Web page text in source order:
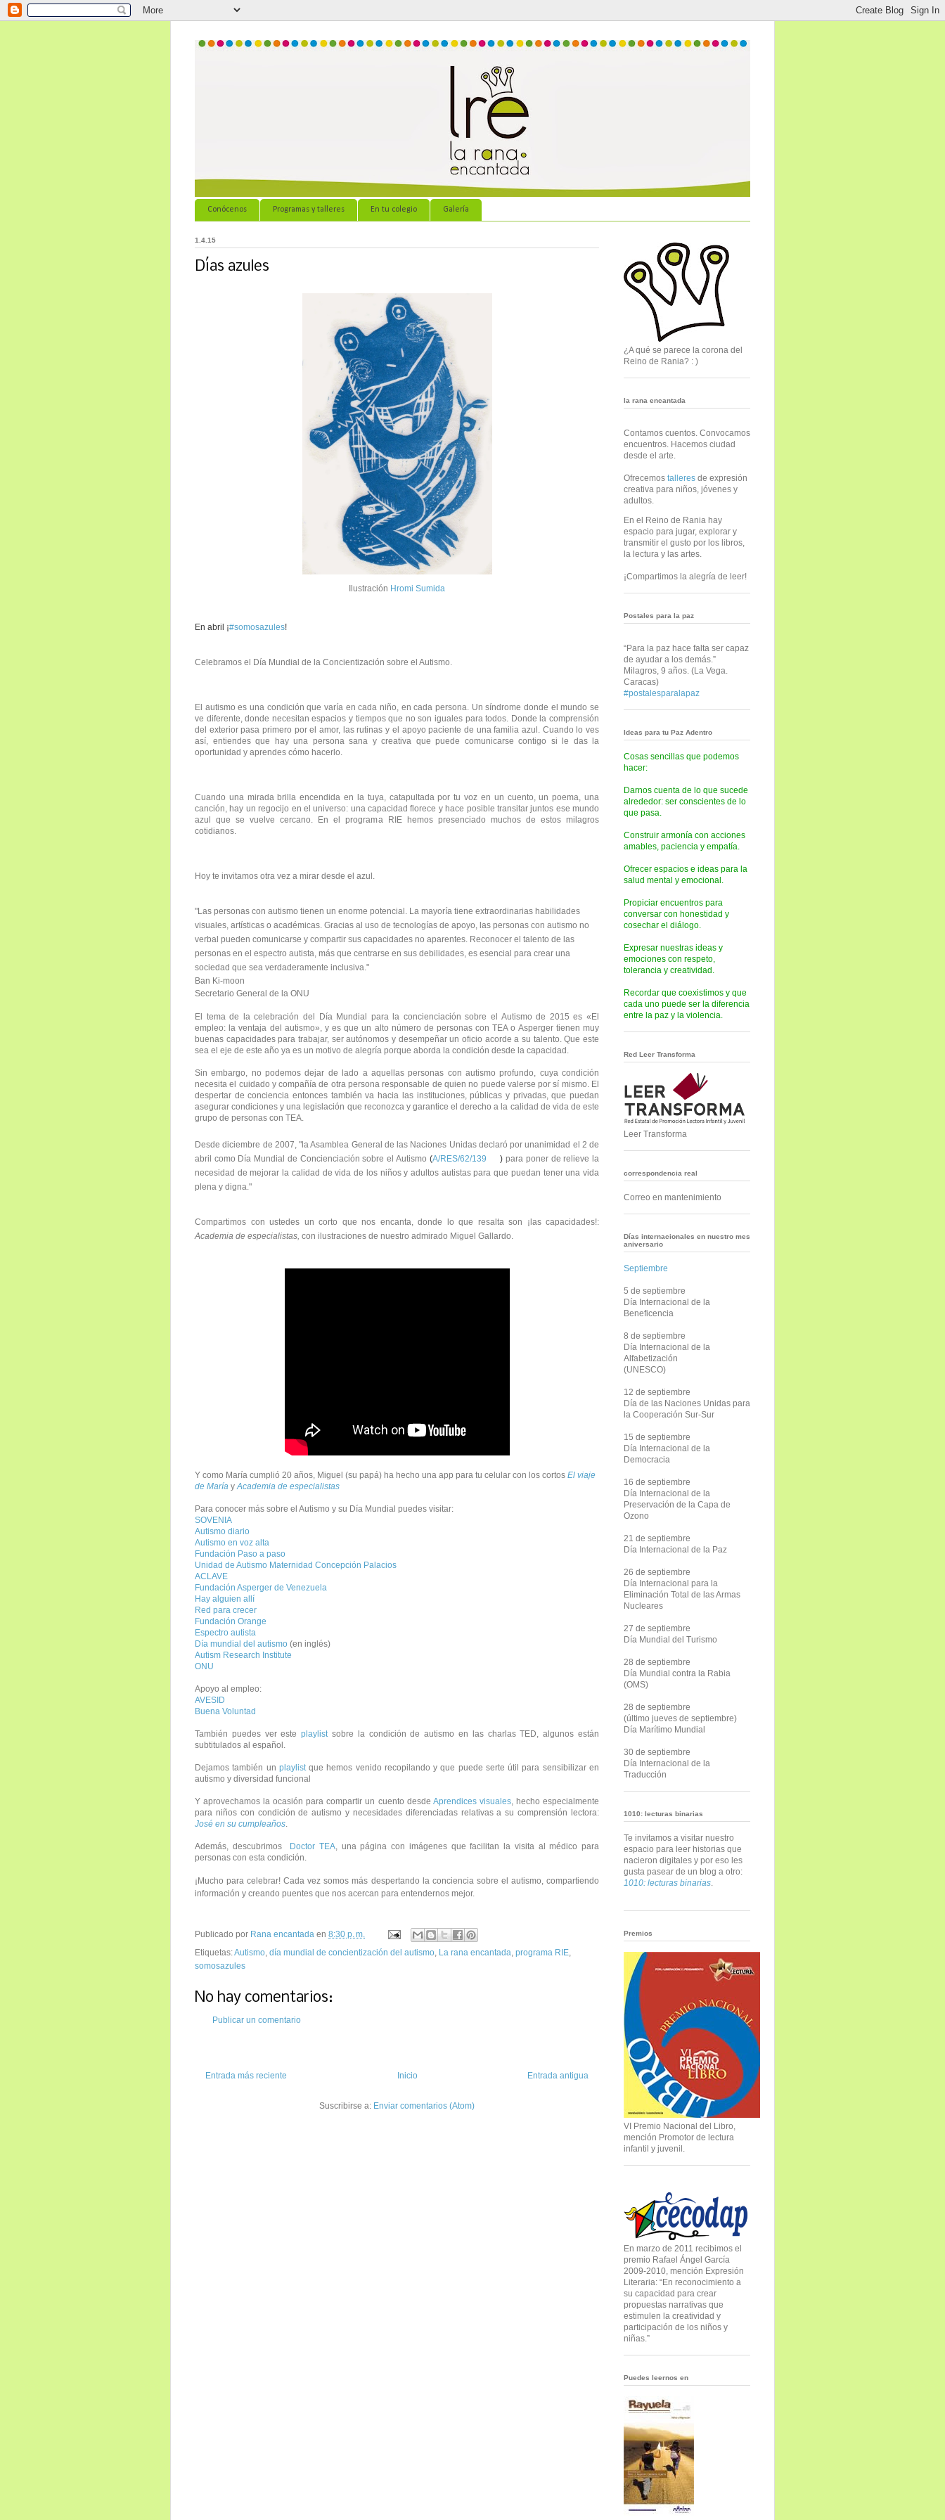
Conócenos Programas y talleres En tu colegio Galería
1.4.15
Días azules
Ilustración Hromi Sumida
En abril ¡#somosazules!
Celebramos el Día Mundial de la Concientización sobre el Autismo.
El autismo es una condición que varía en cada niño, en cada persona. Un síndrome donde el mundo se
ve diferente, donde necesitan espacios y tiempos que no son iguales para todos. Donde la comprensión
del exterior pasa primero por el amor, las rutinas y el apoyo paciente de una familia azul. Cuando lo ves
así, entiendes que hay una persona sana y creativa que puede comunicarse contigo si le das la
oportunidad y aprendes cómo hacerlo.
Cuando una mirada brilla encendida en la tuya, catapultada por tu voz en un cuento, un poema, una
canción, hay un regocijo en el universo: una capacidad florece y hace posible transitar juntos ese mundo
azul que se vuelve cercano. En el programa RIE hemos presenciado muchos de estos milagros
cotidianos.
Hoy te invitamos otra vez a mirar desde el azul.
"Las personas con autismo tienen un enorme potencial. La mayoría tiene extraordinarias habilidades
visuales, artísticas o académicas. Gracias al uso de tecnologías de apoyo, las personas con autismo no
verbal pueden comunicarse y compartir sus capacidades no aparentes. Reconocer el talento de las
personas en el espectro autista, más que centrarse en sus debilidades, es esencial para crear una
sociedad que sea verdaderamente inclusiva."
Ban Ki-moon
Secretario General de la ONU
El tema de la celebración del Día Mundial para la concienciación sobre el Autismo de 2015 es «El
empleo: la ventaja del autismo», y es que un alto número de personas con TEA o Asperger tienen muy
buenas capacidades para trabajar, ser autónomos y desempeñar un oficio acorde a su talento. Que este
sea el eje de este año ya es un motivo de alegría porque aborda la condición desde la capacidad.
Sin embargo, no podemos dejar de lado a aquellas personas con autismo profundo, cuya condición
necesita el cuidado y compañía de otra persona responsable de quien no puede valerse por sí mismo. El
despertar de conciencia entonces también va hacia las instituciones, públicas y privadas, que puedan
asegurar condiciones y una legislación que reconozca y garantice el derecho a la calidad de vida de este
grupo de personas con TEA.
Desde diciembre de 2007, "la Asamblea General de las Naciones Unidas declaró por unanimidad el 2 de
abril como Día Mundial de Concienciación sobre el Autismo (A/RES/62/139 )para poner de relieve la
necesidad de mejorar la calidad de vida de los niños y adultos autistas para que puedan tener una vida
plena y digna."
Compartimos con ustedes un corto que nos encanta, donde lo que resalta son ¡las capacidades!:
Academia de especialistas, con ilustraciones de nuestro admirado Miguel Gallardo.
Y como María cumplió 20 años, Miguel (su papá) ha hecho una app para tu celular con los cortos El viaje
de María y Academia de especialistas
Para conocer más sobre el Autismo y su Día Mundial puedes visitar:
SOVENIA
Autismo diario
Autismo en voz alta
Fundación Paso a paso
Unidad de Autismo Maternidad Concepción Palacios
ACLAVE
Fundación Asperger de Venezuela
Hay alguien allí
Red para crecer
Fundación Orange
Espectro autista
Día mundial del autismo (en inglés)
Autism Research Institute
ONU
Apoyo al empleo:
AVESID
Buena Voluntad
También puedes ver esteplaylistsobre la condición de autismo en las charlas TED, algunos están
subtitulados al español.
Dejamos también un playlistque hemos venido recopilando y que puede serte útil para sensibilizar en
autismo y diversidad funcional
Y aprovechamos la ocasión para compartir un cuento desde Aprendices visuales, hecho especialmente
para niños con condición de autismo y necesidades diferenciadas relativas a su comprensión lectora:
José en su cumpleaños
Además, descubrimos Doctor TEA, una página con imágenes que facilitan la visita al médico para
personas con esta condición.
¡Mucho para celebrar! Cada vez somos más despertando la conciencia sobre el autismo, compartiendo
información y creando puentes que nos acercan para entendernos mejor.
Publicado por Rana encantada en 8:30 p. m.
Etiquetas:Autismo día mundial de concientización del autismo La rana encantada programa RIE
somosazules
No hay comentarios:
Publicar un comentario
Entrada más reciente Entrada antigua
Inicio
Suscribirse a: Enviar comentarios (Atom)
¿A qué se parece la corona del
Reino de Rania? : )
la rana encantada
Contamos cuentos. Convocamos
encuentros. Hacemos ciudad
desde el arte.
Ofrecemos talleres de expresión
creativa para niños, jóvenes y
adultos.
En el Reino de Rania hay
espacio para jugar, explorar y
transmitir el gusto por los libros,
la lectura y las artes.
¡Compartimos la alegría de leer!
Postales para la paz
“Para la paz hace falta ser capaz
de ayudar a los demás.”
Milagros, 9 años. (La Vega.
Caracas)
#postalesparalapaz
Ideas para tu Paz Adentro
Cosas sencillas que podemos
hacer:
Darnos cuenta de lo que sucede
alrededor: ser conscientes de lo
que pasa.
Construir armonía con acciones
amables, paciencia y empatía.
Ofrecer espacios e ideas para la
salud mental y emocional.
Propiciar encuentros para
conversar con honestidad y
cosechar el diálogo.
Expresar nuestras ideas y
emociones con respeto,
tolerancia y creatividad.
Recordar que coexistimos y que
cada uno puede ser la diferencia
entre la paz y la violencia.
Red Leer Transforma
Leer Transforma
correspondencia real
Correo en mantenimiento
Días internacionales en nuestro mes
aniversario
Septiembre
5 de septiembre
Día Internacional de la
Beneficencia
8 de septiembre
Día Internacional de la
Alfabetización
(UNESCO)
12 de septiembre
Día de las Naciones Unidas para
la Cooperación Sur-Sur
15 de septiembre
Día Internacional de la
Democracia
16 de septiembre
Día Internacional de la
Preservación de la Capa de
Ozono
21 de septiembre
Día Internacional de la Paz
26 de septiembre
Día Internacional para la
Eliminación Total de las Armas
Nucleares
27 de septiembre
Día Mundial del Turismo
28 de septiembre
Día Mundial contra la Rabia
(OMS)
28 de septiembre
(último jueves de septiembre)
Día Marítimo Mundial
30 de septiembre
Día Internacional de la
Traducción
1010: lecturas binarias
Te invitamos a visitar nuestro
espacio para leer historias que
nacieron digitales y por eso les
gusta pasear de un blog a otro:
1010: lecturas binarias
Premios
VI Premio Nacional del Libro,
mención Promotor de lectura
infantil y juvenil.
En marzo de 2011 recibimos el
premio Rafael Ángel García
2009-2010, mención Expresión
Literaria: “En reconocimiento a
su capacidad para crear
propuestas narrativas que
estimulen la creatividad y
participación de los niños y
niñas.”
Puedes leernos en